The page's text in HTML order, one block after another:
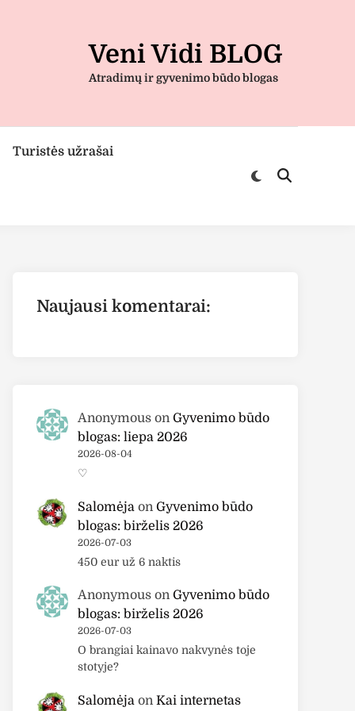
Veni Vidi BLOG
Atradimų ir gyvenimo būdo blogas
Turistės užrašai
Switch
Open
Naujausi komentarai:
Anonymous on Gyvenimo būdo
blogas: liepa 2026
2026-08-04
♡
Salomėja on Gyvenimo būdo
blogas: birželis 2026
2026-07-03
450 eur už 6 naktis
Anonymous on Gyvenimo būdo
blogas: birželis 2026
2026-07-03
O brangiai kainavo nakvynės toje
stotyje?
Salomėja on Kai internetas